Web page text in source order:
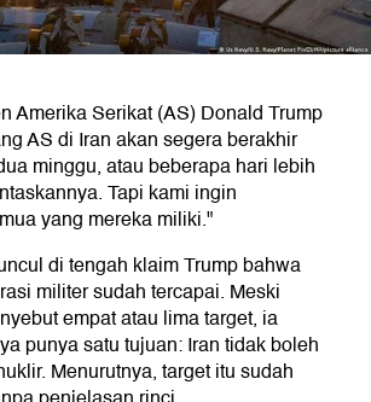
Amerika Serikat (AS) Donald Trump
AS di Iran akan segera berakhir
minggu, atau beberapa hari lebih
Tapi kami ingin
yang mereka miliki."
di tengah klaim Trump bahwa
militer sudah tercapai. Meski
empat atau lima target, ia
punya satu tujuan: Iran tidak boleh
Menurutnya, target itu sudah